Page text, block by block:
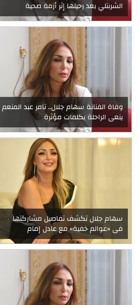
الشربتلي بعد رحيلها إثر أزمة صحية
وفاة الفنانة سهام جلال.. تامر عبد المنعم
ينعى الراحلة بكلمات مؤثرة
سهام جلال تكشف تفاصيل مشاركتها
فى «عوالم خفية» مع عادل إمام